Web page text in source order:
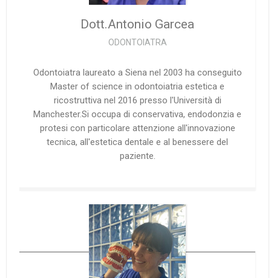
Dott.Antonio Garcea
ODONTOIATRA
Odontoiatra laureato a Siena nel 2003 ha conseguito
Master of science in odontoiatria estetica e
ricostruttiva nel 2016 presso l'Università di
Manchester.Si occupa di conservativa, endodonzia e
protesi con particolare attenzione all'innovazione
tecnica, all'estetica dentale e al benessere del
paziente.